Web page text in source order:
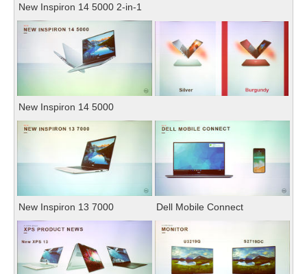
New Inspiron 14 5000 2-in-1
New Inspiron 14 5000
New Inspiron 13 7000 Dell Mobile Connect